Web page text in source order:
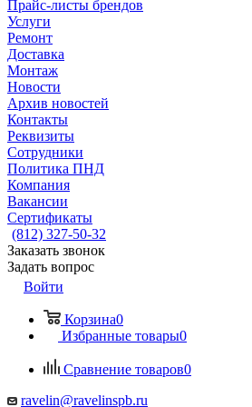
Прайс-листы брендов
Услуги
Ремонт
Доставка
Монтаж
Новости
Архив новостей
Контакты
Реквизиты
Сотрудники
Политика ПНД
Компания
Вакансии
Сертификаты
(812) 327-50-32
Заказать звонок
Задать вопрос
Войти
Корзина0
Избранные товары0
Сравнение товаров0
ravelin@ravelinspb.ru